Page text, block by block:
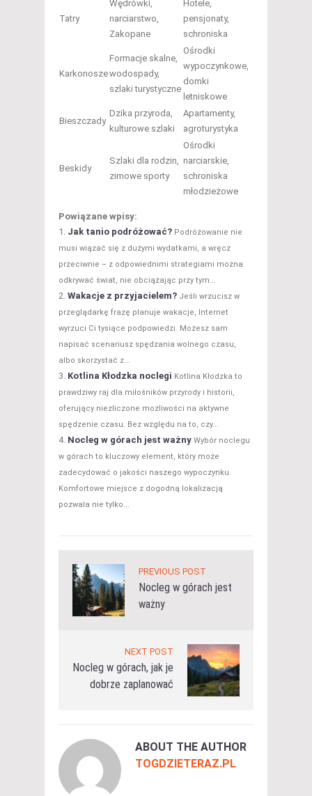
Tatry
Wędrówki,
narciarstwo,
Zakopane
Hotele,
pensjonaty,
schroniska
Karkonosze
Formacje skalne,
wodospady,
szlaki turystyczne
Ośrodki
wypoczynkowe,
domki
letniskowe
Bieszczady
Dzika przyroda,
kulturowe szlaki
Apartamenty,
agroturystyka
Beskidy
Szlaki dla rodzin,
zimowe sporty
Ośrodki
narciarskie,
schroniska
młodzieżowe
Powiązane wpisy:
Jak tanio podróżować? Podróżowanie nie
musi wiązać się z dużymi wydatkami, a wręcz
przeciwnie – z odpowiednimi strategiami można
odkrywać świat, nie obciążając przy tym...
Wakacje z przyjacielem? Jeśli wrzucisz w
przeglądarkę frazę planuje wakacje, Internet
wyrzuci Ci tysiące podpowiedzi. Możesz sam
napisać scenariusz spędzania wolnego czasu,
albo skorzystać z...
Kotlina Kłodzka noclegi Kotlina Kłodzka to
prawdziwy raj dla miłośników przyrody i historii,
oferujący niezliczone możliwości na aktywne
spędzenie czasu. Bez względu na to, czy...
Nocleg w górach jest ważny Wybór noclegu
w górach to kluczowy element, który może
zadecydować o jakości naszego wypoczynku.
Komfortowe miejsce z dogodną lokalizacją
pozwala nie tylko...
PREVIOUS POST
Nocleg w górach jest
ważny
NEXT POST
Nocleg w górach, jak je
dobrze zaplanować
ABOUT THE AUTHOR
TOGDZIETERAZ.PL